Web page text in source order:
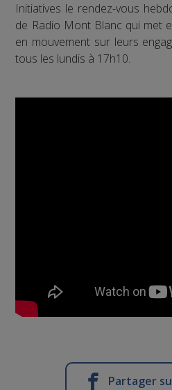
Initiatives le rendez-vous
de Radio Mont Blanc qui met
en mouvement sur leurs
tous les lundis à 17h10.
Partager